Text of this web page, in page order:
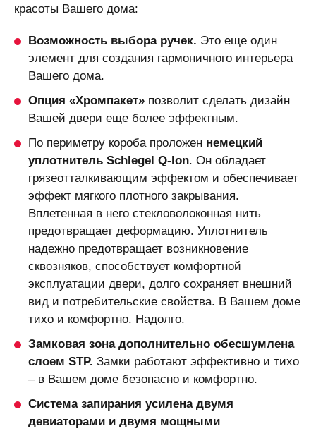
красоты Вашего дома:
Возможность выбора ручек. Это еще один
элемент для создания гармоничного интерьера
Вашего дома.
Опция «Хромпакет» позволит сделать дизайн
Вашей двери еще более эффектным.
По периметру короба проложен немецкий
уплотнитель Schlegel Q-lon. Он обладает
грязеотталкивающим эффектом и обеспечивает
эффект мягкого плотного закрывания.
Вплетенная в него стекловолоконная нить
предотвращает деформацию. Уплотнитель
надежно предотвращает возникновение
сквозняков, способствует комфортной
эксплуатации двери, долго сохраняет внешний
вид и потребительские свойства. В Вашем доме
тихо и комфортно. Надолго.
Замковая зона дополнительно обесшумлена
слоем STP. Замки работают эффективно и тихо
– в Вашем доме безопасно и комфортно.
Система запирания усилена двумя
девиаторами и двумя мощными